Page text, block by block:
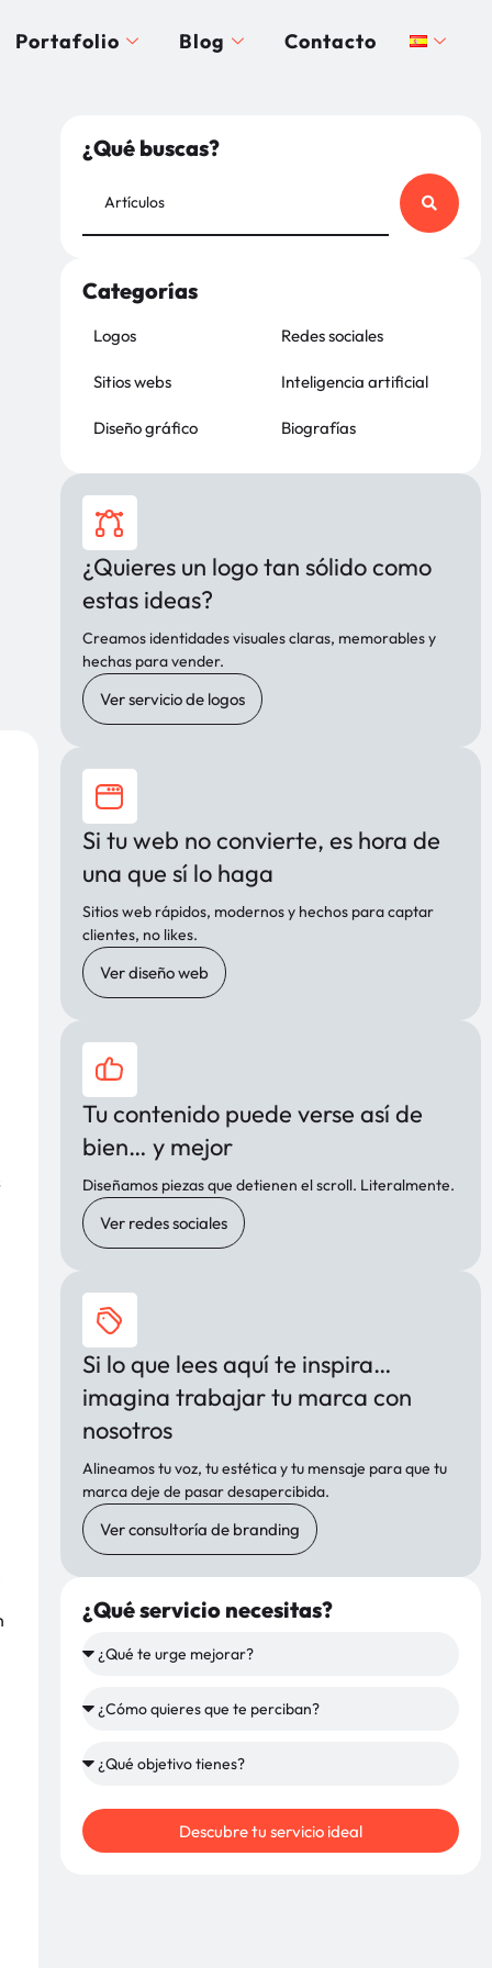
Portafolio Blog Contacto
¿Qué buscas?
Categorías
Logos
Sitios webs
Diseño gráfico
Redes sociales
Inteligencia artificial
Biografías
¿Quieres un logo tan sólido como
estas ideas?
Creamos identidades visuales claras, memorables y
hechas para vender.
Ver servicio de logos
Si tu web no convierte, es hora de
una que sí lo haga
Sitios web rápidos, modernos y hechos para captar
clientes, no likes.
Ver diseño web
Tu contenido puede verse así de
bien… y mejor
Diseñamos piezas que detienen el scroll. Literalmente.
Ver redes sociales
Si lo que lees aquí te inspira…
imagina trabajar tu marca con
nosotros
Alineamos tu voz, tu estética y tu mensaje para que tu
marca deje de pasar desapercibida.
Ver consultoría de branding
¿Qué servicio necesitas?
Descubre tu servicio ideal